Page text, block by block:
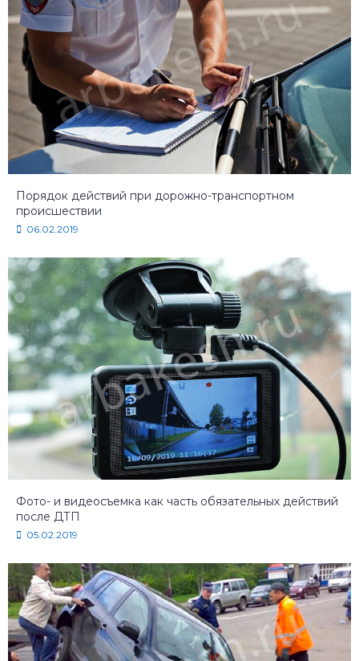
Порядок действий при дорожно-транспортном
происшествии
06.02.2019
Фото- и видеосъемка как часть обязательных действий
после ДТП
05.02.2019